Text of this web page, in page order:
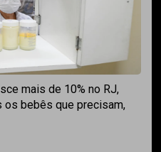
mais de 10% no RJ,
os bebês que precisam,